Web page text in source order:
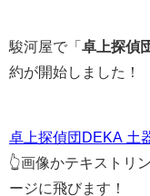
駿河屋で「 卓上探偵
約が開始しました！
卓上探偵団DEKA 土
👆画像かテキストリ
ージに飛びます！